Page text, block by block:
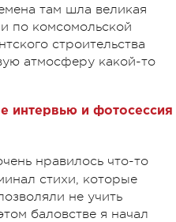
там шла великая
по комсомольской
строительства
атмосферу какой-то
интервью и фотосессия
нравилось что-то
стихи, которые
не учить
баловстве я начал